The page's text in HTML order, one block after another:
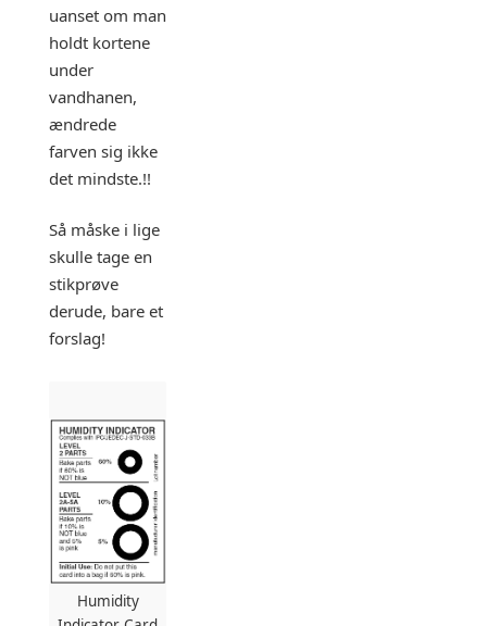
uanset om man
holdt kortene
under
vandhanen,
ændrede
farven sig ikke
det mindste.!!
Så måske i lige
skulle tage en
stikprøve
derude, bare et
forslag!
Humidity